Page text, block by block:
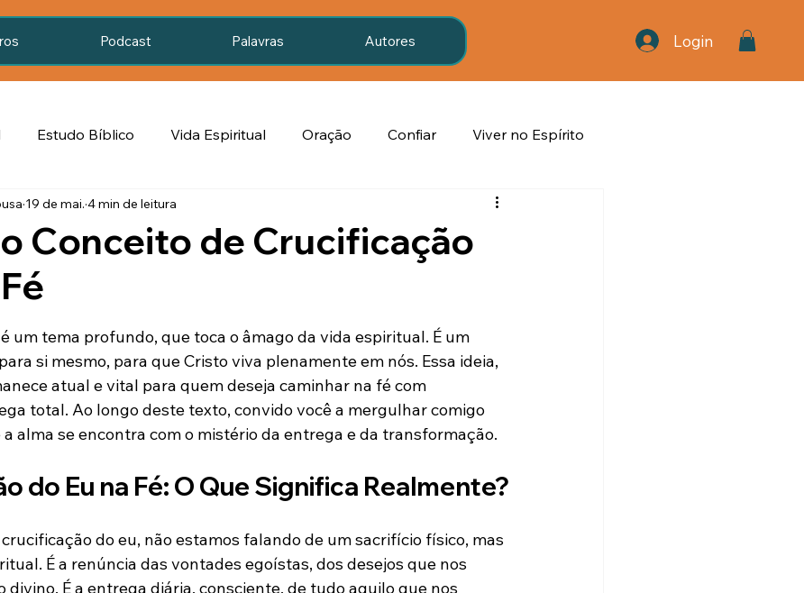
Podcast Palavras Autores Login
Estudo Bíblico Vida Espiritual Oração Confiar Viver no Espírito
Luta Espiritual vida devocional
e as Riquezas
Conceito de Crucificação
19 de mai. 4 min de leitura
5 estrelas.
um tema profundo, que toca o âmago da vida espiritual. É um
si mesmo, para que Cristo viva plenamente em nós. Essa ideia,
atual e vital para quem deseja caminhar na fé com
total. Ao longo deste texto, convido você a mergulhar comigo
alma se encontra com o mistério da entrega e da transformação.
do Eu na Fé: O Que Significa Realmente?
do eu, não estamos falando de um sacrifício físico, mas
É a renúncia das vontades egoístas, dos desejos que nos
É a entrega diária, consciente, de tudo aquilo que nos